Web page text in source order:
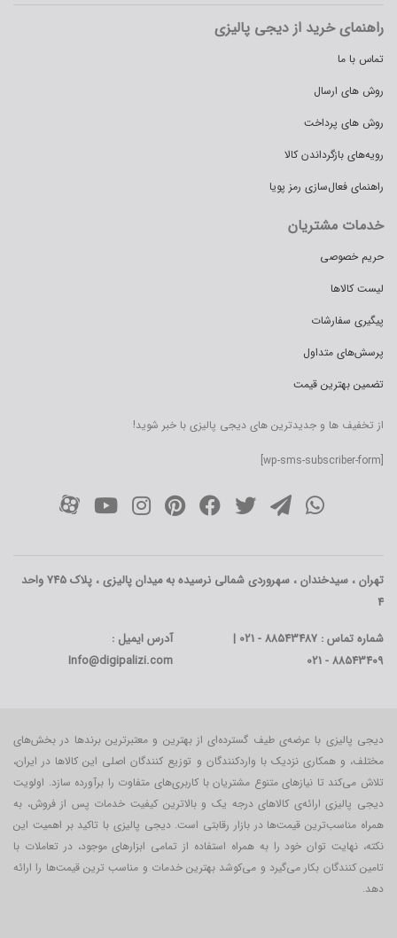
راهنمای خرید از دیجی پالیزی
تماس با ما
روش های ارسال
روش های پرداخت
رویه‌های بازگرداندن کالا
راهنمای فعال‌سازی رمز پویا
خدمات مشتریان
حریم خصوصی
لیست کالاها
پیگیری سفارشات
پرسش‌های متداول
تضمین بهترین قیمت
از تخفیف ها و جدیدترین های دیجی پالیزی با خبر شوید!
[wp-sms-subscriber-form]
تهران ، سیدخندان ، سهروردی شمالی نرسیده به میدان پالیزی ، پلاک 745 واحد
4
شماره تماس : 88543487 - 021 |
88543409 - 021
آدرس ایمیل :
Info@digipalizi.com
دیجی پالیزی با عرضه‌ی طیف گسترده‌ای از بهترین و معتبرترین برندها در بخش‌های
مختلف، و همکاری نزدیک با واردکنندگان و توزیع کنندگان اصلی این کالاها در ایران،
تلاش می‌کند تا نیازهای متنوع مشتریان با کاربری‌‌های متفاوت را برآورده سازد. اولویت
دیجی پالیزی ارائه‌ی کالاهای درجه یک و بالاترین کیفیت خدمات پس از فروش، به
همراه مناسب‌ترین قیمت‌ها در بازار رقابتی است. دیجی پالیزی با تاکید بر اهمیت این
نکته، نهایت توان خود را به همراه استفاده از تمامی ابزارهای موجود، در تعاملات با
تامین کنندگان بکار می‎‌گیرد و می‌کوشد بهترین خدمات و مناسب ترین قیمت‌ها را ارائه
دهد.